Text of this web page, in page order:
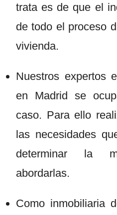
trata es de que el
de todo el proceso
vivienda.
Nuestros expertos
en Madrid se
caso. Para ello
las necesidades
determinar la
abordarlas.
Como inmobiliaria